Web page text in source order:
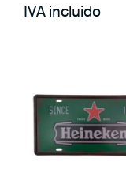
IVA incluido